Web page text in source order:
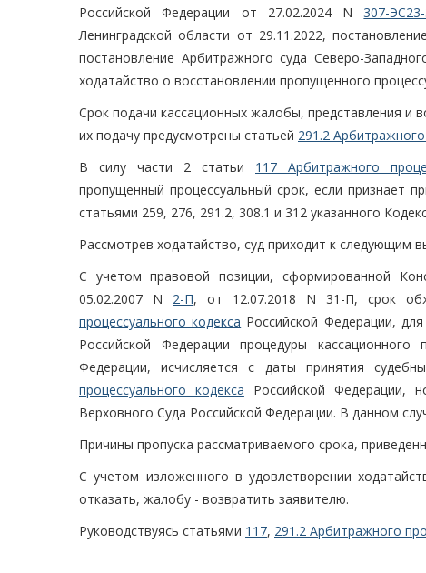
Российской Федерации от 27.02.2024 N307-
Ленинградской области от 29.11.2022,
постановление Арбитражного суда Северо-
ходатайство о восстановлении пропущенного
Срок подачи кассационных жалобы, представления и
их подачу предусмотрены статьей 291.2
В силу части 2 статьи 117 Арбитражного
пропущенный процессуальный срок, если признает
статьями 259, 276, 291.2, 308.1 и 312 указанного
Рассмотрев ходатайство, суд приходит к следующим
С учетом правовой позиции, сформированной
05.02.2007 N 2-П, от 12.07.2018 N 31-П, срок
процессуального кодекса Российской Федерации,
Российской Федерации процедуры
Федерации, исчисляется с даты принятия
процессуального кодекса Российской Федерации,
Верховного Суда Российской Федерации. В данном
Причины пропуска рассматриваемого срока,
С учетом изложенного в удовлетворении
отказать, жалобу - возвратить заявителю.
Руководствуясь статьями 117, 291.2 Арбитражного